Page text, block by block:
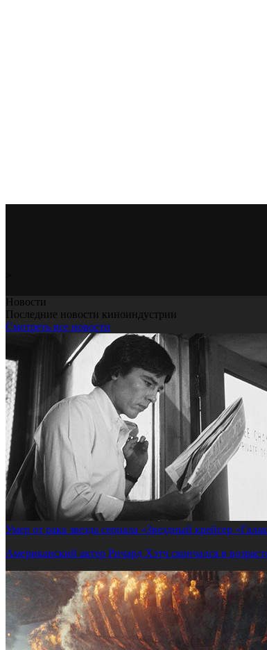
Новости
Последние новости киноиндустрии
Смотреть все новости
Умер от рака звезда сериала «Звездный крейсер
Американский актер Ричард Хэтч скончался в